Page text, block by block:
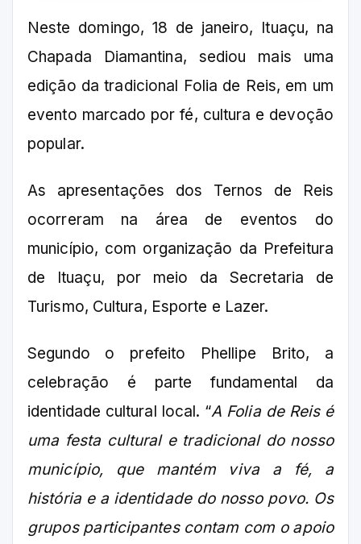
Neste domingo, 18 de janeiro, Ituaçu, na
Chapada Diamantina, sediou mais uma
edição da tradicional Folia de Reis, em um
evento marcado por fé, cultura e devoção
popular.
As apresentações dos Ternos de Reis
ocorreram na área de eventos do
município, com organização da Prefeitura
de Ituaçu, por meio da Secretaria de
Turismo, Cultura, Esporte e Lazer.
Segundo o prefeito Phellipe Brito, a
celebração é parte fundamental da
identidade cultural local. “A Folia de Reis é
uma festa cultural e tradicional do nosso
município, que mantém viva a fé, a
história e a identidade do nosso povo. Os
grupos participantes contam com o apoio